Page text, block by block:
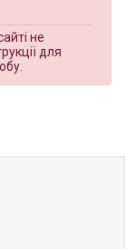
не
для